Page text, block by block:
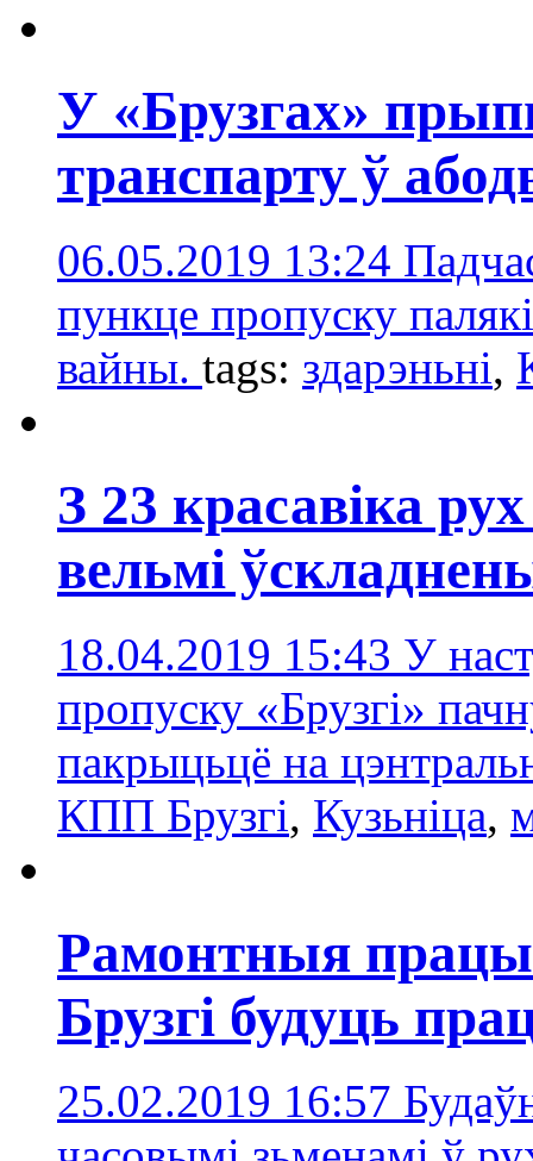
У «Брузгах»
транспарту ў
06.05.2019 13:24
пункце пропуску
вайны. tags: здарэньні,
З 23 красавіка
вельмі
18.04.2019 15:43 У
пропуску «Брузгі»
пакрыцьцё на
КПП Брузгі, Кузьніца,
Рамонтныя
Брузгі будуць
25.02.2019 16:57